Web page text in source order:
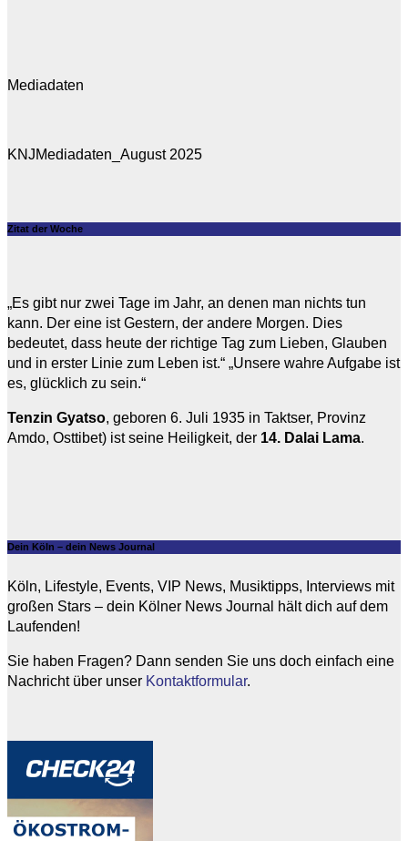
Mediadaten
KNJMediadaten_August 2025
Zitat der Woche
„Es gibt nur zwei Tage im Jahr, an denen man nichts tun
kann. Der eine ist Gestern, der andere Morgen. Dies
bedeutet, dass heute der richtige Tag zum Lieben, Glauben
und in erster Linie zum Leben ist.“ „Unsere wahre Aufgabe ist
es, glücklich zu sein.“
Tenzin Gyatso, geboren 6. Juli 1935 in Taktser, Provinz
Amdo, Osttibet) ist seine Heiligkeit, der 14. Dalai Lama.
Dein Köln – dein News Journal
Köln, Lifestyle, Events, VIP News, Musiktipps, Interviews mit
großen Stars – dein Kölner News Journal hält dich auf dem
Laufenden!
Sie haben Fragen? Dann senden Sie uns doch einfach eine
Nachricht über unser Kontaktformular.